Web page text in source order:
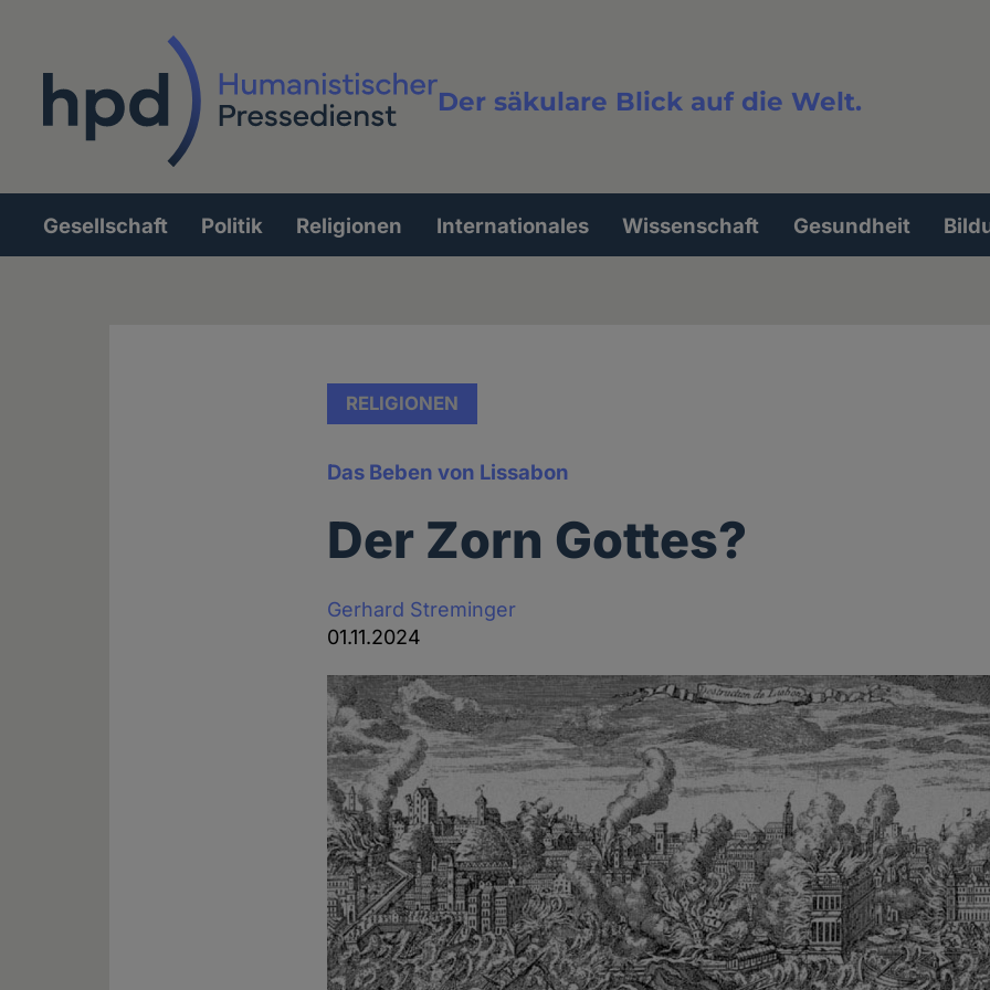
Der säkulare Blick auf die Welt.
Volltextsuche
Hauptnavigation
Gesellschaft Politik Religionen Internationales Wissenschaft Gesundheit
RELIGIONEN
Das Beben von Lissabon
Der Zorn Gottes?
Gerhard Streminger
01.11.2024